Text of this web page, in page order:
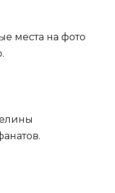
места на фото